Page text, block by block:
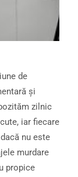
de
și
zilnic
iar fiecare
nu este
murdare
propice